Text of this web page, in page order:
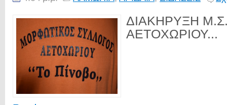
ΔΙΑΚΗΡΥΞΗ
ΑΕΤΟΧΩΡΙΟΥ...